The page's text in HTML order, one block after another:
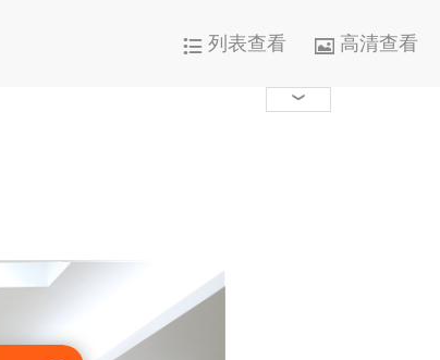
 列表查看  高清查看

